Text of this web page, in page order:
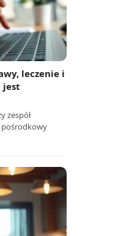
leczenie i
jest
zespół
pośrodkowy